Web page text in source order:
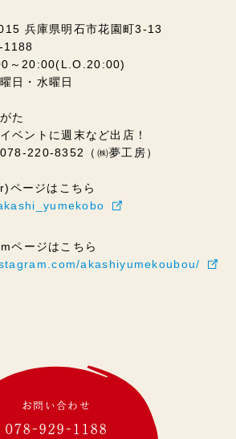
兵庫県明石市花園町3-13
～20:00(L.O.20:00)
日・水曜日
た
ベントに週末など出店！
220-8352（㈱夢工房）
ページはこちら
ページはこちら
akashiyumekoubou/
お問い合わせ
078-929-1188